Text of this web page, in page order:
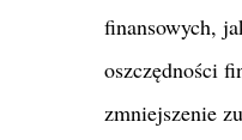
finansowych,
oszczędności
zmniejszenie